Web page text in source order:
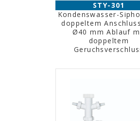
STY-301
Kondenswasser-
doppeltem
Ø40 mm Ablauf
doppeltem